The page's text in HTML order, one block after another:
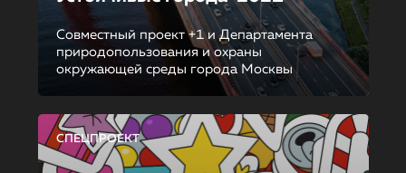
Совместный проект +1 и Департамента
природопользования и охраны
окружающей среды города Москвы
СПЕЦПРОЕКТ